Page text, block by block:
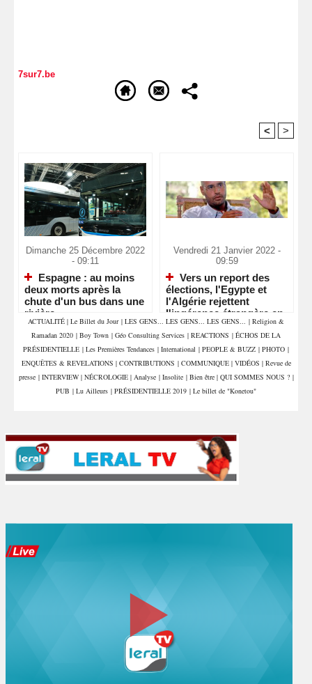
7sur7.be
< >
Dimanche 25 Décembre 2022
- 09:11
Espagne : au moins
deux morts après la
chute d'un bus dans une
rivière
Vendredi 21 Janvier 2022 -
09:59
Vers un report des
élections, l'Egypte et
l'Algérie rejettent
l'ingérence étrangère en
Libye
ACTUALITÉ | Le Billet du Jour | LES GENS... LES GENS... LES GENS... | Religion &
Ramadan 2020 | Boy Town | Géo Consulting Services | REACTIONS | ÉCHOS DE LA
PRÉSIDENTIELLE | Les Premières Tendances | International | PEOPLE & BUZZ | PHOTO |
ENQUÊTES & REVELATIONS | CONTRIBUTIONS | COMMUNIQUE | VIDÉOS | Revue de
presse | INTERVIEW | NÉCROLOGIE | Analyse | Insolite | Bien être | QUI SOMMES NOUS ? |
PUB | Lu Ailleurs | PRÉSIDENTIELLE 2019 | Le billet de "Konetou"